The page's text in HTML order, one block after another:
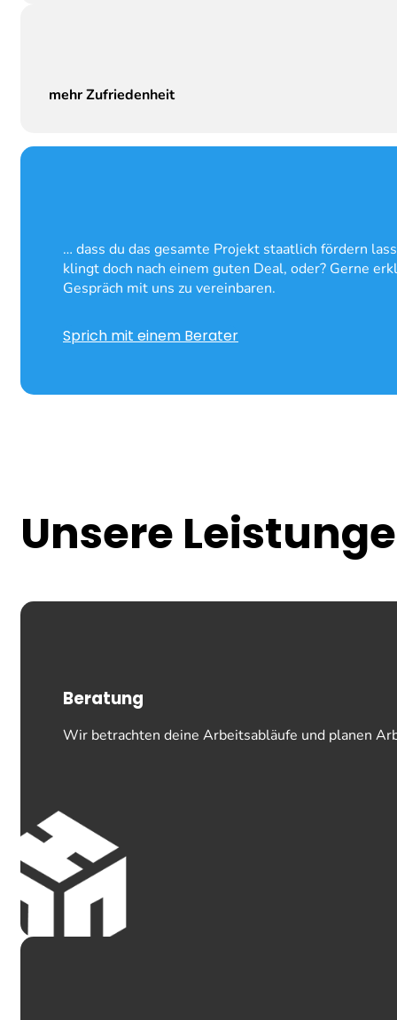
mehr Zufriedenheit
… dass du das gesamte Projekt staatlich fördern
klingt doch nach einem guten Deal, oder? Gerne
Gespräch mit uns zu vereinbaren.
Sprich mit einem Berater
Unsere
Beratung
Wir betrachten deine Arbeitsabläufe und planen